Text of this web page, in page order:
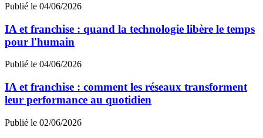
Publié le 04/06/2026
IA et franchise : quand la technologie libère le temps
pour l'humain
Publié le 04/06/2026
IA et franchise : comment les réseaux transforment
leur performance au quotidien
Publié le 02/06/2026